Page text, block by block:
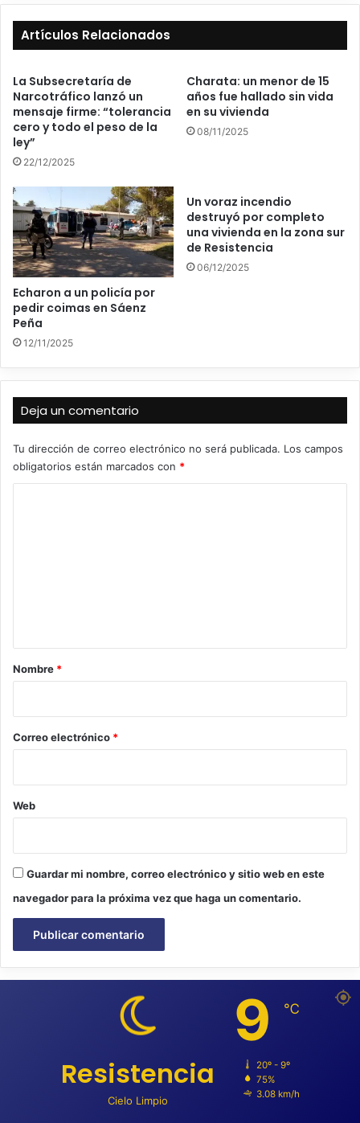
Artículos Relacionados
La Subsecretaría de
Narcotráfico lanzó un
mensaje firme: “tolerancia
cero y todo el peso de la
ley”
22/12/2025
Charata: un menor de 15
años fue hallado sin vida
en su vivienda
08/11/2025
Echaron a un policía por
pedir coimas en Sáenz
Peña
12/11/2025
Un voraz incendio
destruyó por completo
una vivienda en la zona sur
de Resistencia
06/12/2025
Deja un comentario
Tu dirección de correo electrónico no será publicada. Los campos
obligatorios están marcados con *
r
*
Nombre *
Correo electrónico *
Web
Guardar mi nombre, correo electrónico y sitio web en este
navegador para la próxima vez que haga un comentario.
Resistencia
Cielo Limpio
9 ℃
20º - 9º
75%
3.08 km/h